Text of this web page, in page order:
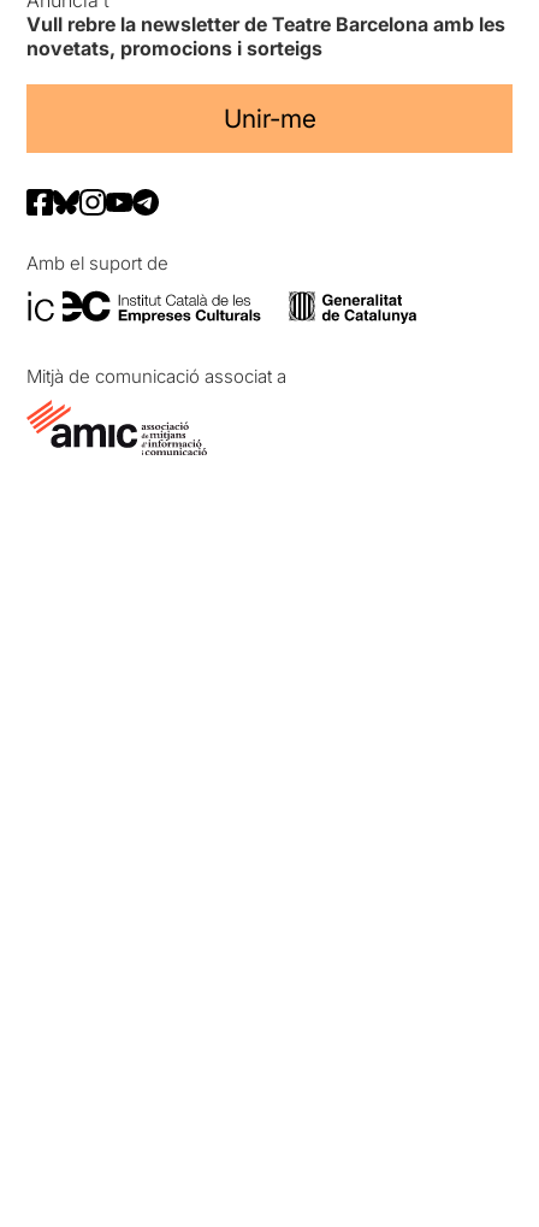
Vull rebre la newsletter de Teatre Barcelona amb les
novetats, promocions i sorteigs
Unir-me
Amb el suport de
Mitjà de comunicació associat a